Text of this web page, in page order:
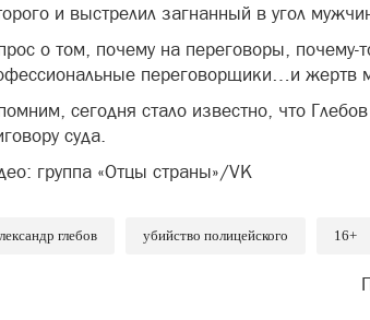
и выстрелил загнанный в угол
о том, почему на переговоры, почему-
переговорщики…и
сегодня стало известно, что
суда.
группа «Отцы страны»/VK
глебов убийство полицейского 16+